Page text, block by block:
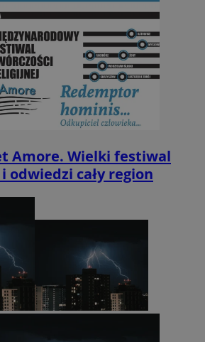
Amore. Wielki festiwal
odwiedzi cały region